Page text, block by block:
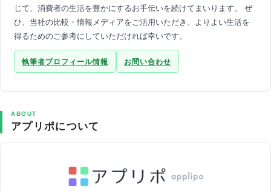
じて、消費者の生活を豊かにするお手伝いを続けてまいります。 ぜ
ひ、当社の比較・情報メディアをご活用いただき、よりよい生活を
得るためのご参考にしていただければ幸いです。
執筆者プロフィール情報 お問い合わせ
ABOUT
アプリポについて